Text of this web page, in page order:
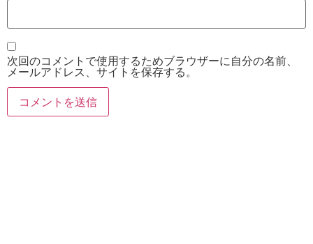
次回のコメントで使用するためブラウザーに自分の名前、
メールアドレス、サイトを保存する。